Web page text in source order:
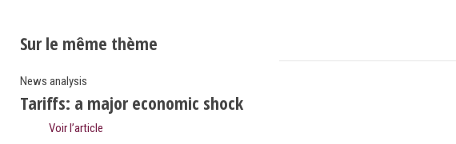
Sur le même thème
News analysis
Tariffs: a major economic shock
Voir l’article